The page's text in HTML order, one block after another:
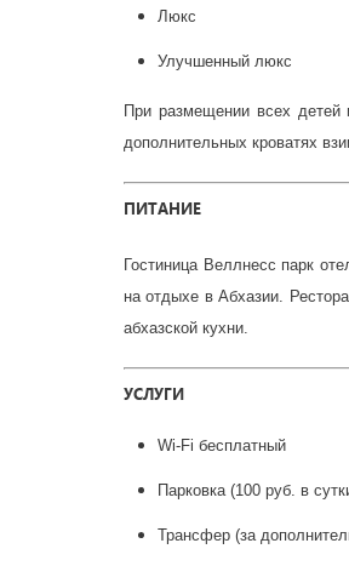
Люкс
Улучшенный люкс
При размещении всех
дополнительных кроватях
ПИТАНИЕ
Гостиница Веллнесс парк
на отдыхе в Абхазии.
абхазской кухни.
УСЛУГИ
Wi-Fi бесплатный
Парковка (100 руб. в
Трансфер (за